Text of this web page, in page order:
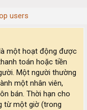
users
một hoạt động được
toán hoặc tiền
Một người thường
một nhân viên,
bán. Thời hạn cho
từ một giờ (trong